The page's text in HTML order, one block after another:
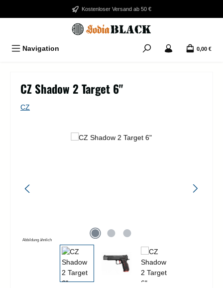
Zum Hauptinhalt springenKostenloser Versand ab 50 €
Navigation 0,00 €
CZ Shadow 2 Target 6"
CZ
Bildergalerie überspringen
Abbildung ähnlich